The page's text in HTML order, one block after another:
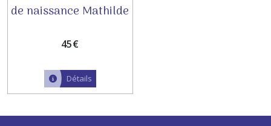
de naissance Mathilde
45€
Détails